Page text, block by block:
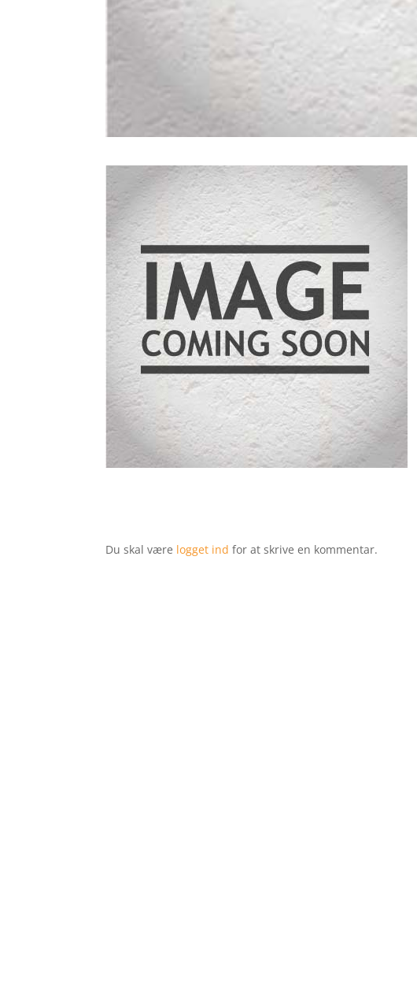
Du skal være logget ind for at skrive en kommentar.